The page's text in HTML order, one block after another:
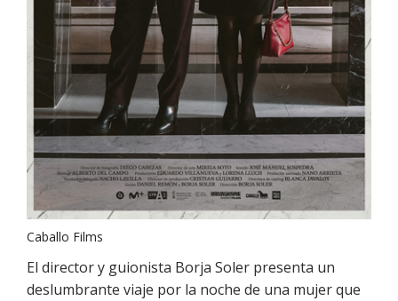
Caballo Films
El director y guionista Borja Soler presenta un
deslumbrante viaje por la noche de una mujer que